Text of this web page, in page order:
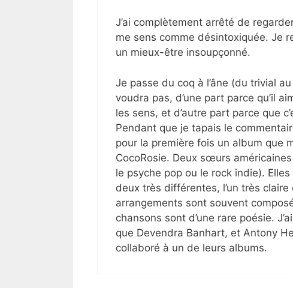
J’ai complètement arrêté de
me sens comme désintoxiquée. Je
un mieux-être insoupçonné.
Je passe du coq à l’âne (du trivial
voudra pas, d’une part parce qu’il
les sens, et d’autre part parce que
Pendant que je tapais le
pour la première fois un album que
CocoRosie. Deux sœurs
le psyche pop ou le rock indie).
deux très différentes, l’un très
arrangements sont souvent
chansons sont d’une rare poésie.
que Devendra Banhart, et Antony
collaboré à un de leurs albums.